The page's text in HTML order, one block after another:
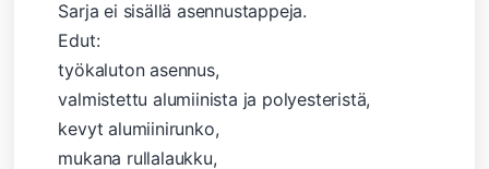
Sarja ei sisällä asennustappeja.
Edut:
työkaluton asennus,
valmistettu alumiinista ja polyesteristä,
kevyt alumiinirunko,
mukana rullalaukku,